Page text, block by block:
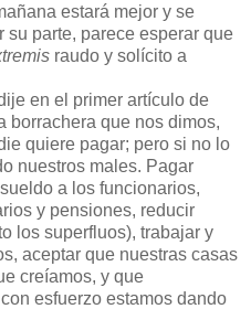
estará mejor y se
su parte, parece esperar que
raudo y solícito a
en el primer artículo de
borrachera que nos dimos,
quiere pagar; pero si no lo
nuestros males. Pagar
a los funcionarios,
y pensiones, reducir
los superfluos), trabajar y
aceptar que nuestras casas
creíamos, y que
esfuerzo estamos dando